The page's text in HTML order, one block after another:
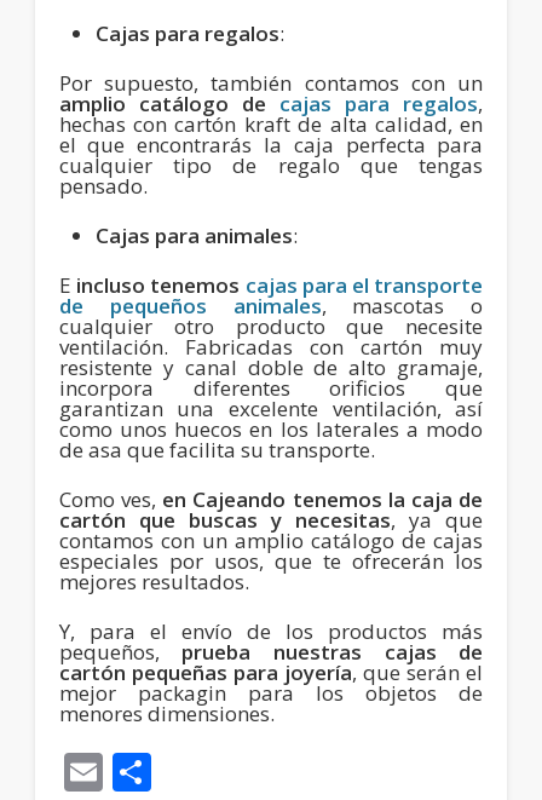
Cajas para regalos:
Por supuesto, también contamos con un
amplio catálogo de cajas para regalos,
hechas con cartón kraft de alta calidad, en
el que encontrarás la caja perfecta para
cualquier tipo de regalo que tengas
pensado.
Cajas para animales:
E incluso tenemos cajas para el transporte
de pequeños animales, mascotas o
cualquier otro producto que necesite
ventilación. Fabricadas con cartón muy
resistente y canal doble de alto gramaje,
incorpora diferentes orificios que
garantizan una excelente ventilación, así
como unos huecos en los laterales a modo
de asa que facilita su transporte.
Como ves, en Cajeando tenemos la caja de
cartón que buscas y necesitas, ya que
contamos con un amplio catálogo de cajas
especiales por usos, que te ofrecerán los
mejores resultados.
Y, para el envío de los productos más
pequeños, prueba nuestras cajas de
cartón pequeñas para joyería, que serán el
mejor packagin para los objetos de
menores dimensiones.
EmailCompartir